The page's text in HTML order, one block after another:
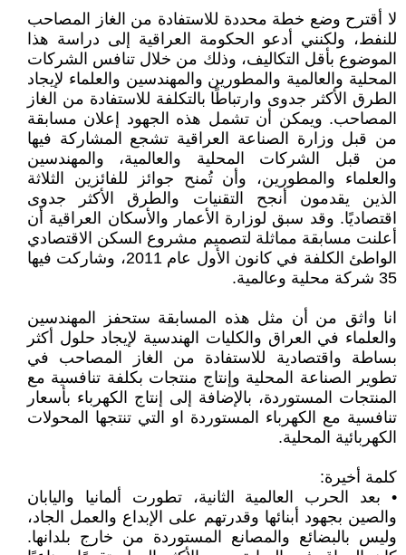
لا أقترح وضع خطة محددة للاستفادة من الغاز المصاحب
للنفط، ولكنني أدعو الحكومة العراقية إلى دراسة هذا
الموضوع بأقل التكاليف، وذلك من خلال تنافس الشركات
المحلية والعالمية والمطورين والمهندسين والعلماء لإيجاد
الطرق الأكثر جدوى وارتباطًا بالتكلفة للاستفادة من الغاز
المصاحب. ويمكن أن تشمل هذه الجهود إعلان مسابقة
من قبل وزارة الصناعة العراقية تشجع المشاركة فيها
من قبل الشركات المحلية والعالمية، والمهندسين
والعلماء والمطورين، وأن تُمنح جوائز للفائزين الثلاثة
الذين يقدمون أنجح التقنيات والطرق الأكثر جدوى
اقتصاديًا. وقد سبق لوزارة الأعمار والأسكان العراقية أن
أعلنت مسابقة مماثلة لتصميم مشروع السكن الاقتصادي
الواطئ الكلفة في كانون الأول عام 2011، وشاركت فيها
35 شركة محلية وعالمية.
انا واثق من أن مثل هذه المسابقة ستحفز المهندسين
والعلماء في العراق والكليات الهندسية لإيجاد حلول أكثر
بساطة واقتصادية للاستفادة من الغاز المصاحب في
تطوير الصناعة المحلية وإنتاج منتجات بكلفة تنافسية مع
المنتجات المستوردة، بالإضافة إلى إنتاج الكهرباء بأسعار
تنافسية مع الكهرباء المستوردة او التي تنتجها المحولات
الكهربائية المحلية.
كلمة أخيرة:
• بعد الحرب العالمية الثانية، تطورت ألمانيا واليابان
والصين بجهود أبنائها وقدرتهم على الإبداع والعمل الجاد،
وليس بالبضائع والمصانع المستوردة من خارج بلدانها.